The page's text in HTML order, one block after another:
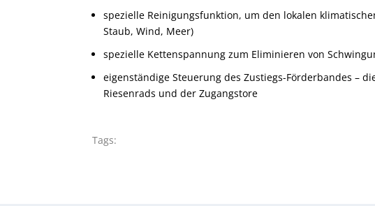
spezielle Reinigungsfunktion, um den lokalen
Staub, Wind, Meer)
spezielle Kettenspannung zum Eliminieren von
eigenständige Steuerung des Zustiegs-Förderbandes –
Riesenrads und der Zugangstore
Tags: